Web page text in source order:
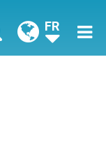
FR